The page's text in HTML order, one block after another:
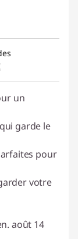
un
garde le
pour
votre
août 14